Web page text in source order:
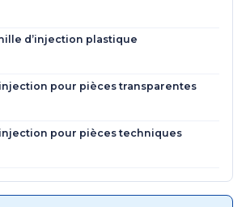
d’injection plastique
pour pièces transparentes
pour pièces techniques